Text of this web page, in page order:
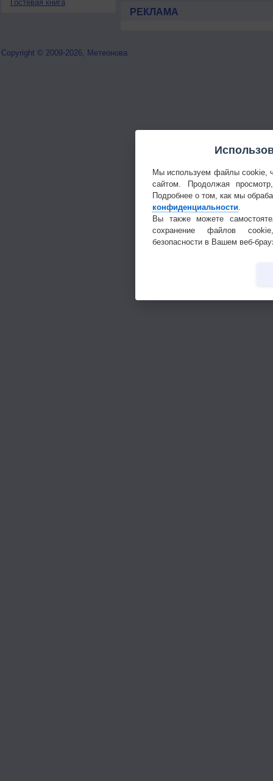
Гостевая книга
РЕКЛАМА
Copyright © 2009-2026, Метеонова
Мы используем файлы cookie,
сайтом. Продолжая
Подробнее о том, как мы
конфиденциальности
Вы также можете
сохранение файлов
безопасности в Вашем веб-